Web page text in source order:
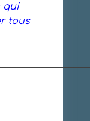
qui
tous